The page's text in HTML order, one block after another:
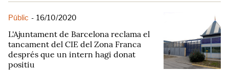
Públic - 16/10/2020
L'Ajuntament de Barcelona reclama el
tancament del CIE del Zona Franca
després que un intern hagi donat
positiu